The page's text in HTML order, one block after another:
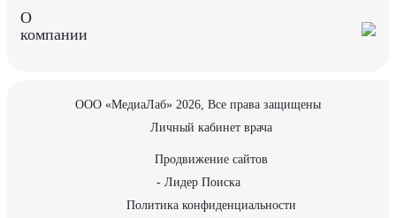
О
компании
ООО «МедиаЛаб» 2026, Все права защищены
Личный кабинет врача
Продвижение сайтов
- Лидер Поиска
Политика конфиденциальности